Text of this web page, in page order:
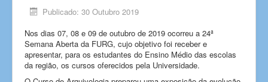
Publicado: 30 Outubro 2019
Nos dias 07, 08 e 09 de outubro de 2019 ocorreu a 24ª
Semana Aberta da FURG, cujo objetivo foi receber e
apresentar, para os estudantes do Ensino Médio das escolas
da região, os cursos oferecidos pela Universidade.